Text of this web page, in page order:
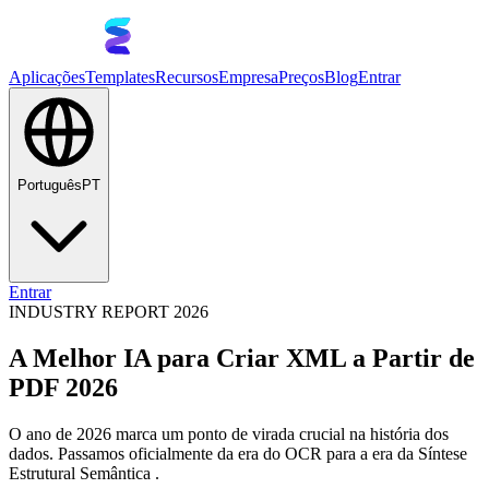
AplicaçõesTemplatesRecursosEmpresaPreçosBlogEntrar
Português PT
Entrar
INDUSTRY REPORT 2026
A Melhor IA para Criar XML a Partir de
PDF 2026
O ano de 2026 marca um ponto de virada crucial na história dos
dados. Passamos oficialmente da era do OCR para a era da Síntese
Estrutural Semântica .